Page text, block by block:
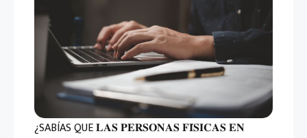
¿SABÍAS QUE 𝐋𝐀𝐒 𝐏𝐄𝐑𝐒𝐎𝐍𝐀𝐒 𝐅𝐈́𝐒𝐈𝐂𝐀𝐒 𝐄𝐍